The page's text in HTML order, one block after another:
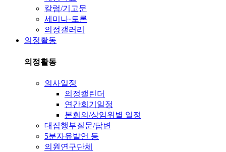
칼럼/기고문
세미나·토론
의정갤러리
의정활동
의정활동
의사일정
의정캘린더
연간회기일정
본회의/상임위별 일정
대집행부질문/답변
5분자유발언 등
의원연구단체